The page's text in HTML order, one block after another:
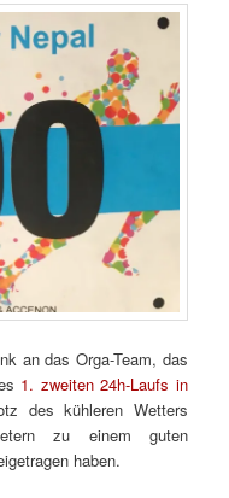
an das Orga-Team, das
1. zweiten 24h-Laufs in
des kühleren Wetters
zu einem guten
haben.